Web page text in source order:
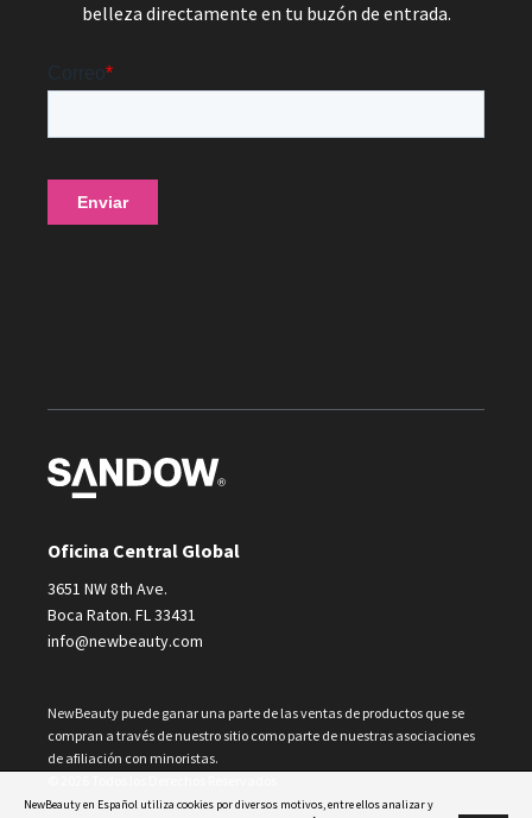
belleza directamente en tu buzón de entrada.
Oficina Central Global
3651 NW 8th Ave.
Boca Raton. FL 33431
info@newbeauty.com
NewBeauty puede ganar una parte de las ventas de productos que se
compran a través de nuestro sitio como parte de nuestras asociaciones
de afiliación con minoristas.
NewBeauty en Español utiliza cookies por diversos motivos, entre ellos analizar y